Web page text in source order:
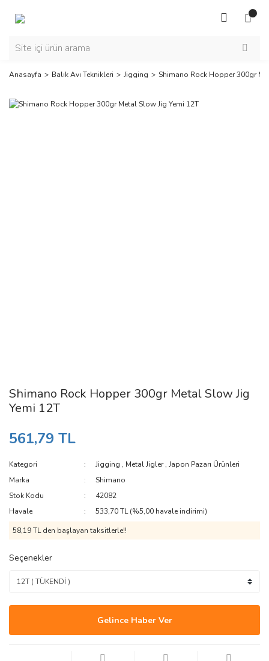
Anasayfa Balık Avı Teknikleri Jigging Shimano Rock Hopper 300gr
Shimano Rock Hopper 300gr Metal Slow Jig
Yemi 12T
561,79 TL
Kategori Jigging , Metal Jigler,Japon Pazarı Ürünleri
Marka
Shimano
Stok Kodu
42082
Havale
533,70 TL (%5,00 havale indirimi)
58,19 TL den başlayan taksitlerle!!
Seçenekler
Gelince Haber Ver